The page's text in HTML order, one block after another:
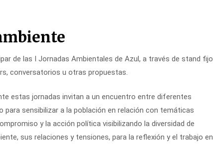
de las I Jornadas Ambientales de Azul, a través de stand fijo
conversatorios u otras propuestas.
estas jornadas invitan a un encuentro entre diferentes
para sensibilizar a la población en relación con temáticas
y la acción política visibilizando la diversidad de
sus relaciones y tensiones, para la reflexión y el trabajo en